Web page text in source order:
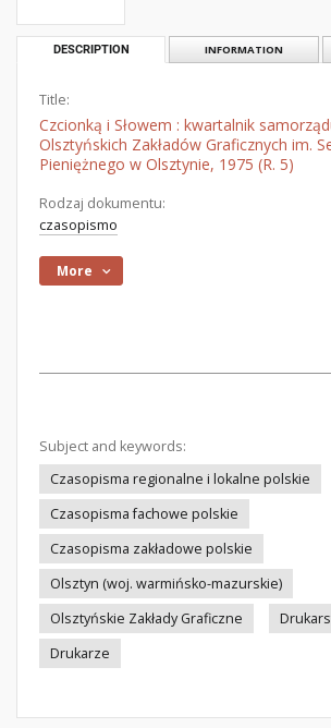
DESCRIPTION INFORMATION
Title:
Czcionką i Słowem : kwartalnik
Olsztyńskich Zakładów Graficznych im.
Pieniężnego w Olsztynie, 1975 (R. 5)
Rodzaj dokumentu:
czasopismo
More
Subject and keywords:
Czasopisma regionalne i lokalne polskie
Czasopisma fachowe polskie
Czasopisma zakładowe polskie
Olsztyn (woj. warmińsko-mazurskie)
Olsztyńskie Zakłady Graficzne
Drukarze